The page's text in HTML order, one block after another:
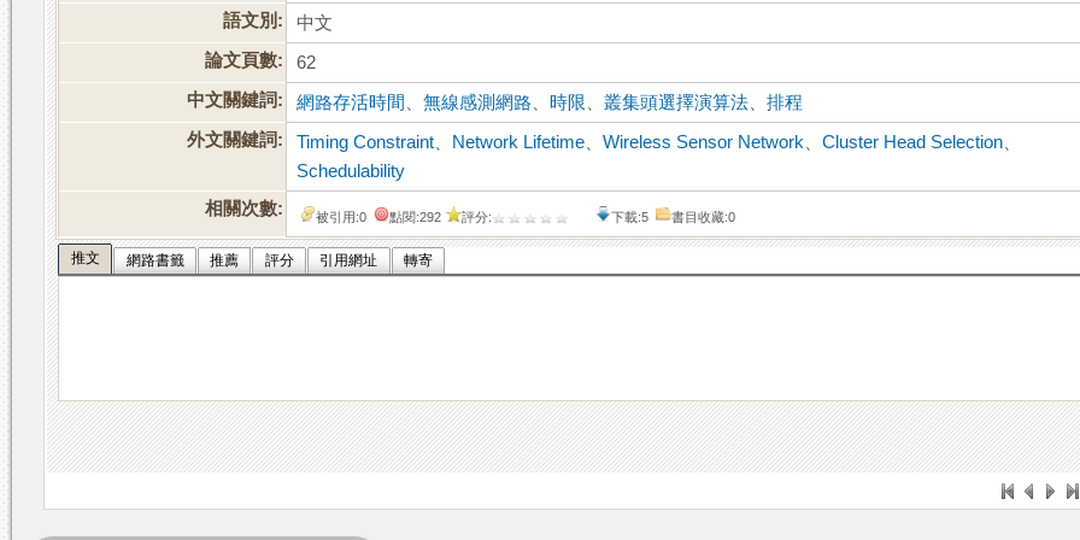
語文別:
中文
論文頁數:
62
中文關鍵詞:
網路存活時間 、無線感測網路 時限 、叢集頭選擇演算法 、排程
外文關鍵詞:
Timing Constraint Network Lifetime 、Wireless Sensor Network 、Cluster Head Selection
Schedulability
相關次數:
被引用:0 點閱:292 評分: 下載:5 書目收藏:0
推文 網路書籤 推薦 評分 引用網址 轉寄